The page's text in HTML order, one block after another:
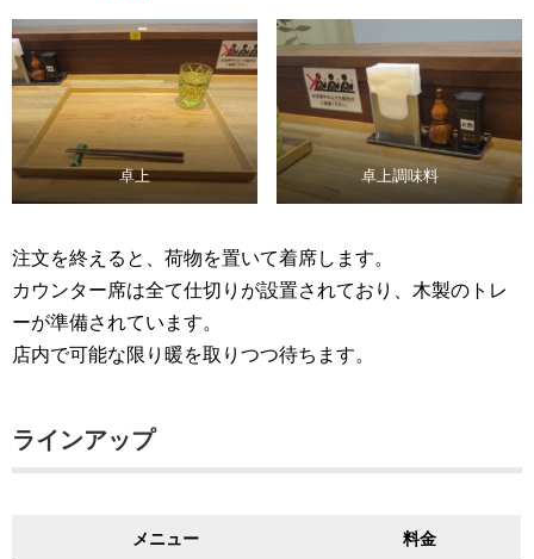
卓上 卓上調味料
注文を終えると、荷物を置いて着席します。
カウンター席は全て仕切りが設置されており、木製のトレ
ーが準備されています。
店内で可能な限り暖を取りつつ待ちます。
ラインアップ
メニュー 料金